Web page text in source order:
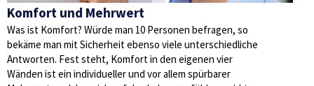
Komfort und Mehrwert
Was ist Komfort? Würde man 10 Personen befragen, so
bekäme man mit Sicherheit ebenso viele unterschiedliche
Antworten. Fest steht, Komfort in den eigenen vier
Wänden ist ein individueller und vor allem spürbarer